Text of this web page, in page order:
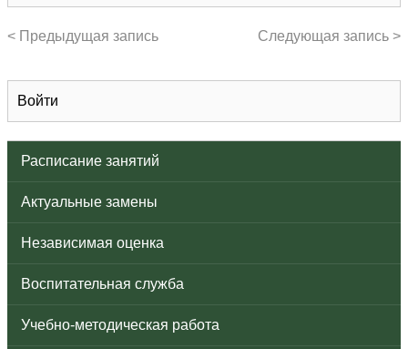
Войти
Расписание занятий
Актуальные замены
Независимая оценка
Воспитательная служба
Учебно-методическая работа
< Предыдущая запись Следующая запись >